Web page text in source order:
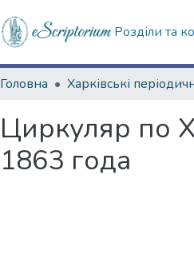
Розділи та
Головна
Циркуляр по
1863 года